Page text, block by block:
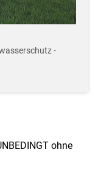
-
ohne